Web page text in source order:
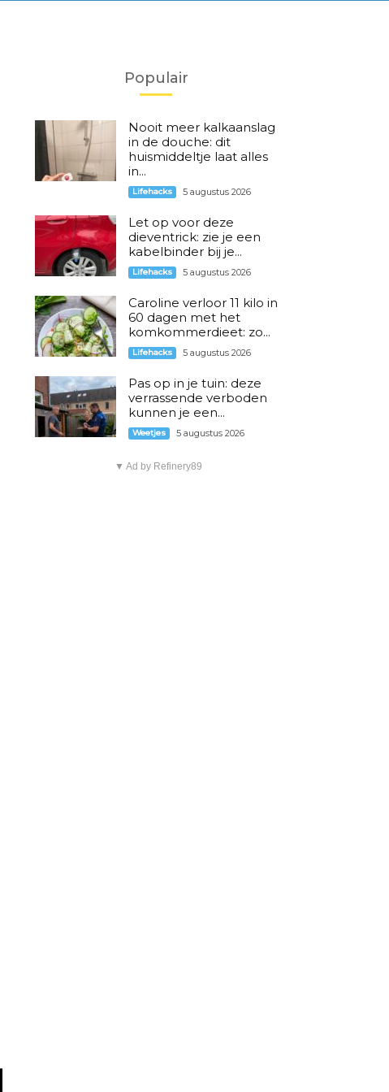
Populair
Nooit meer kalkaanslag
in de douche: dit
huismiddeltje laat alles
in...
Lifehacks 5 augustus 2026
Let op voor deze
dieventrick: zie je een
kabelbinder bij je...
Lifehacks 5 augustus 2026
Caroline verloor 11 kilo in
60 dagen met het
komkommerdieet: zo...
Lifehacks 5 augustus 2026
Pas op in je tuin: deze
verrassende verboden
kunnen je een...
Weetjes 5 augustus 2026
▼ Ad by Refinery89